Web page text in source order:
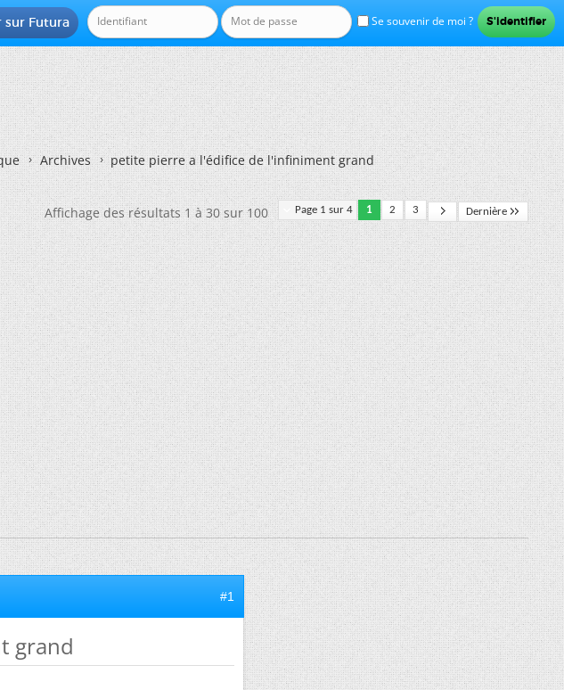
Se souvenir de moi ?
sur Futura
Archives petite pierre a l'édifice de l'infiniment grand
Page 1 sur 4 1 2 3 Dernière
Affichage des résultats 1 à 30 sur 100
#1
grand